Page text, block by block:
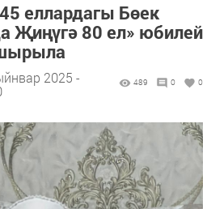
еллардагы Бөек
Җиңүгә 80 ел» юбилей
2025 -
489 0 0